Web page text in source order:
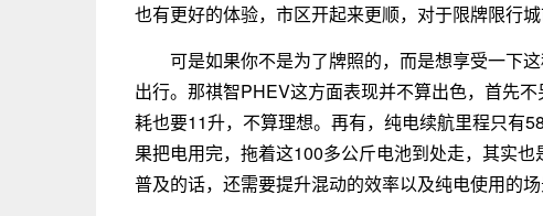
也有更好的体验，市区开起来更顺，对于限牌限行城
可是如果你不是为了牌照的，而是想享受一下
出行。那祺智PHEV这方面表现并不算出色，首先
耗也要11升，不算理想。再有，纯电续航里程只有
果把电用完，拖着这100多公斤电池到处走，其实
普及的话，还需要提升混动的效率以及纯电使用的场